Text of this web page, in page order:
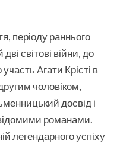
періоду раннього
світові війни, до
Агати Крісті в
чоловіком,
досвід і
романами.
легендарного успіху